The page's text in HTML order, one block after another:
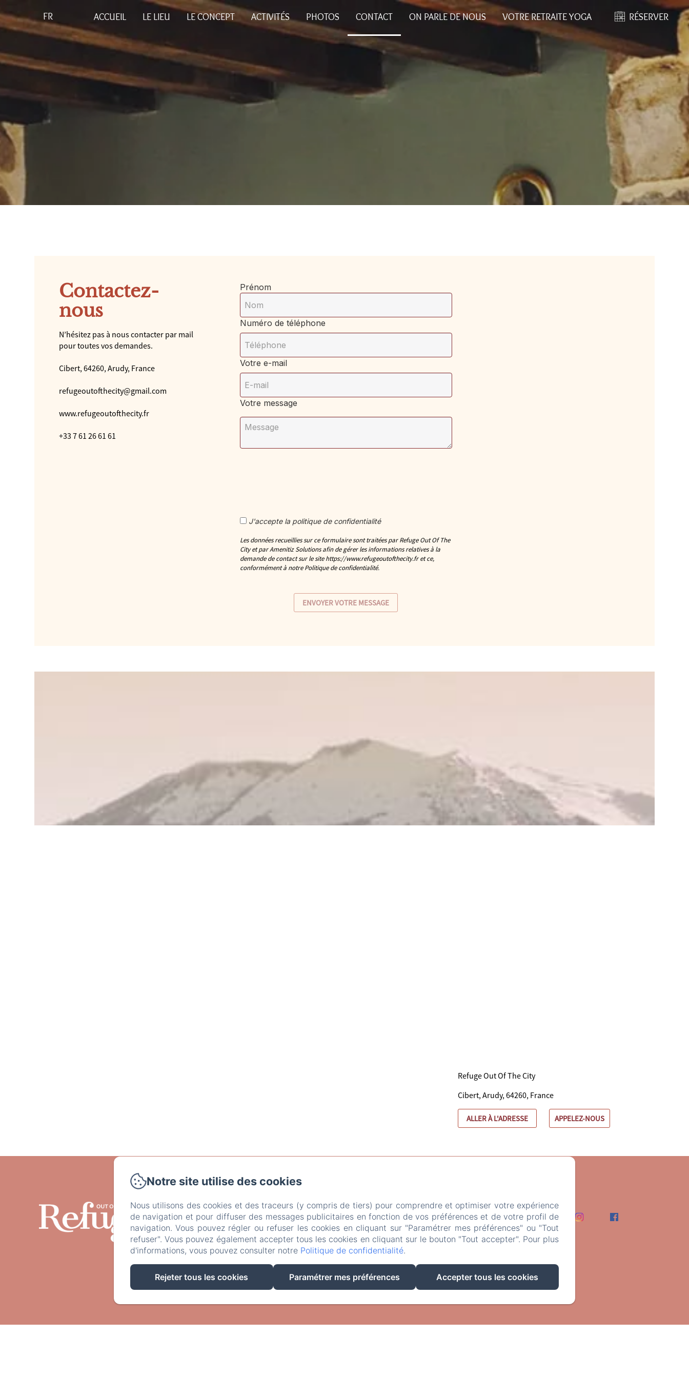
FR ACCUEIL LE LIEU LE CONCEPT ACTIVITÉS PHOTOS CONTACT ON PARLE DE NOUS VOTRE RETRAITE YOGA RÉSERVER
Contactez-
nous
N’hésitez pas à nous contacter par mail
pour toutes vos demandes.
Cibert, 64260, Arudy, France
refugeoutofthecity@gmail.com
www.refugeoutofthecity.fr
+33 7 61 26 61 61
Prénom
Numéro de téléphone
Votre e-mail
Votre message
J'accepte la politique de confidentialité
Les données recueillies sur ce formulaire sont traitées par Refuge Out Of The
City et par Amenitiz Solutions afin de gérer les informations relatives à la
demande de contact sur le site https://www.refugeoutofthecity.fr et ce,
conformément à notre Politique de confidentialité.
Refuge Out Of The City
Cibert, Arudy, 64260, France
ALLER À L'ADRESSE APPELEZ-NOUS
Accueil
Le lieu Le concept Activités Livre d'or Photos Contact
EN FR
Créé par Amenitiz
Notre site utilise des cookies
Nous utilisons des cookies et des traceurs (y compris de tiers) pour comprendre et optimiser votre expérience
de navigation et pour diffuser des messages publicitaires en fonction de vos préférences et de votre profil de
navigation. Vous pouvez régler ou refuser les cookies en cliquant sur "Paramétrer mes préférences" ou "Tout
refuser". Vous pouvez également accepter tous les cookies en cliquant sur le bouton "Tout accepter". Pour plus
d'informations, vous pouvez consulter notre Politique de confidentialité.
Rejeter tous les cookies Paramétrer mes préférences Accepter tous les cookies